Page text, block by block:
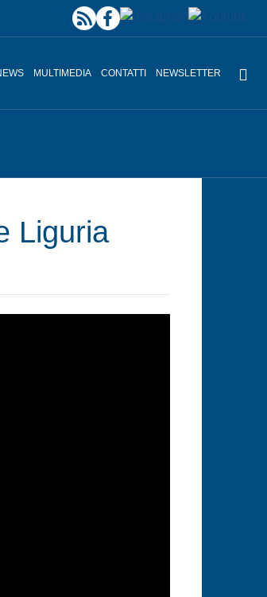
MULTIMEDIA CONTATTI NEWSLETTER
Liguria